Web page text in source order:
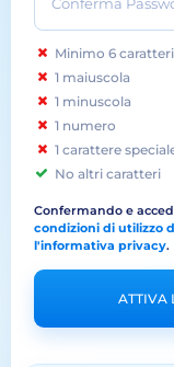
Minimo 6 caratteri
1 maiuscola
1 minuscola
1 numero
1 carattere
No altri caratteri
Confermando e
condizioni di utilizzo
l'informativa privacy.
ATTIVA